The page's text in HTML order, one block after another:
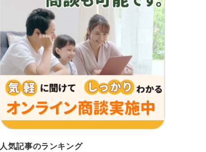
人気記事のランキング